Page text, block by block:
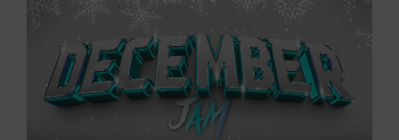
PROGRAMA DE ACCESO AL SUPERIOR
CENTRO SUPERIOR